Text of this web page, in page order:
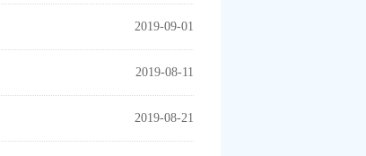
2019-09-01
2019-08-11
2019-08-21